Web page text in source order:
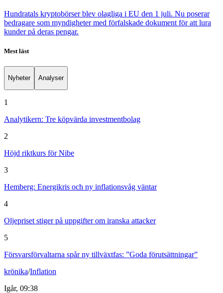
Hundratals kryptobörser blev olagliga i EU den 1 juli. Nu poserar
bedragare som myndigheter med förfalskade dokument för att lura
kunder på deras pengar.
Mest läst
Nyheter Analyser
1
Analytikern: Tre köpvärda investmentbolag
2
Höjd riktkurs för Nibe
3
Hemberg: Energikris och ny inflationsvåg väntar
4
Oljepriset stiger på uppgifter om iranska attacker
5
Försvarsförvaltarna spår ny tillväxtfas: ”Goda förutsättningar”
krönika/Inflation
Igår, 09:38